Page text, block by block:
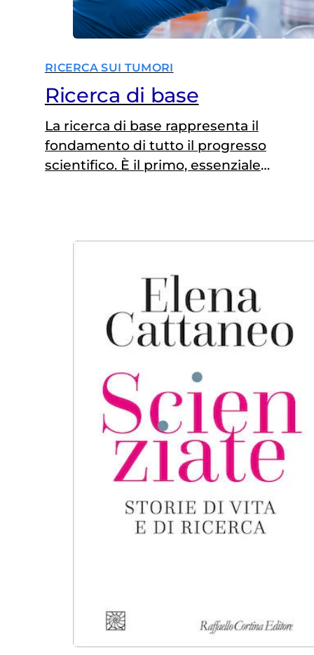
RICERCA SUI TUMORI
Ricerca di base
La ricerca di base rappresenta il
fondamento di tutto il progresso
scientifico. È il primo, essenziale
sviluppo di nuove terapie e
applicata, come quella traslazionale e
clinica, che ha obiettivi pratici e
immediati,…